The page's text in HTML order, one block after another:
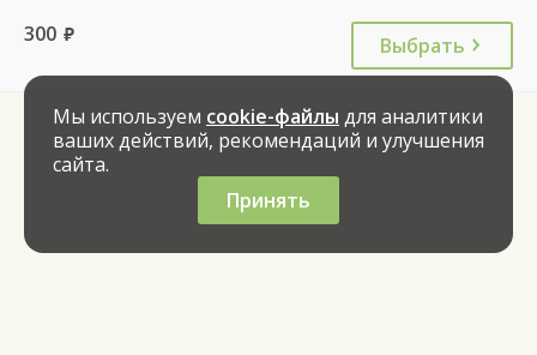
300 руб. Выбрать
Мы используем cookie-файлы для аналитики
ваших действий, рекомендаций и улучшения
сайта.
Принять